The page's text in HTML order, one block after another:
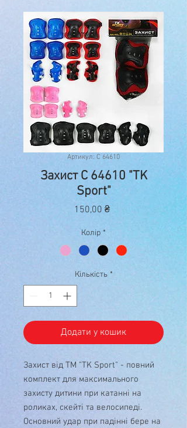
Артикул: C 64610
Захист C 64610 "TK
Sport"
150,00 ₴Ціна
Колір *
Кількість *
Додати у кошик
Захист від ТМ "TK Sport" - повний
комплект для максимального
захисту дитини при катанні на
роликах, скейті та велосипеді.
Основний удар при падінні бере на